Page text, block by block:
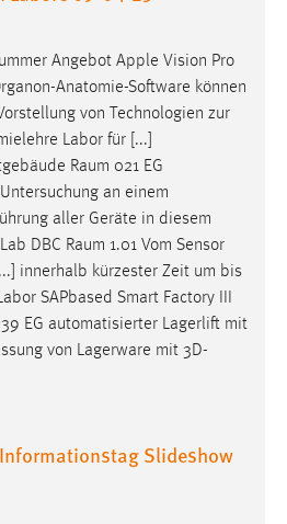
Angebot Apple Vision Pro
Anatomie-Software können
von Technologien zur
Labor für [...]
Raum 021 EG
an einem
aller Geräte in diesem
DBC Raum 1.01 Vom Sensor
innerhalb kürzester Zeit um bis
SAPbased Smart Factory III
EG automatisierter Lagerlift mit
von Lagerware mit 3D-
Slideshow